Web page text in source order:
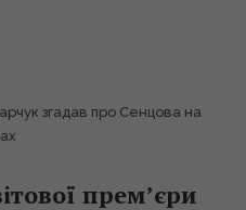
згадав про Сенцова на
прем’єри